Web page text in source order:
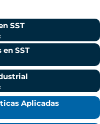
SST
SST
Aplicadas